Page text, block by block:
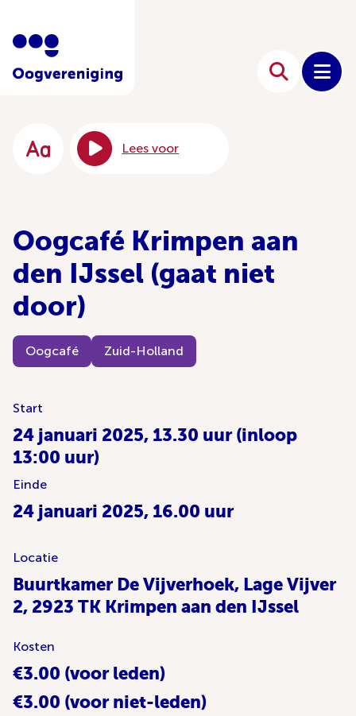
Lees voor
Oogcafé Krimpen aan
den IJssel (gaat niet
door)
Oogcafé Zuid-Holland
Start
24 januari 2025, 13.30 uur (inloop
13:00 uur)
Einde
24 januari 2025, 16.00 uur
Locatie
Buurtkamer De Vijverhoek, Lage Vijver
2, 2923 TK Krimpen aan den IJssel
Kosten
€3.00 (voor leden)
€3.00 (voor niet-leden)